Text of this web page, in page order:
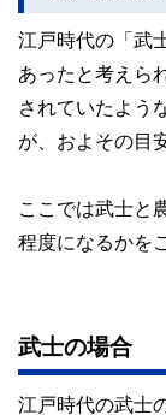
江戸時代の「武
あったと考えら
されていたよう
が、およその目
ここでは武士と
程度になるかを
武士の場合
江戸時代の武士